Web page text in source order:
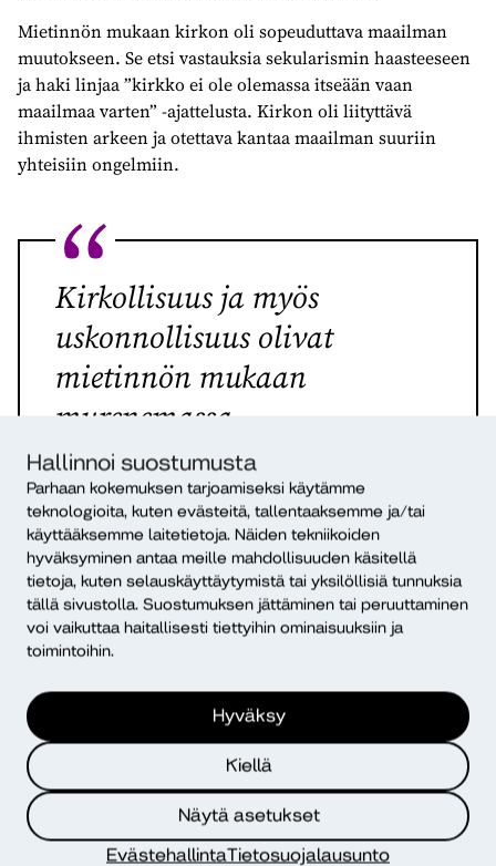
Hallinnoi suostumusta
Parhaan kokemuksen tarjoamiseksi käytämme
teknologioita, kuten evästeitä, tallentaaksemme ja/tai
käyttääksemme laitetietoja. Näiden tekniikoiden
hyväksyminen antaa meille mahdollisuuden käsitellä
tietoja, kuten selauskäyttäytymistä tai yksilöllisiä tunnuksia
tällä sivustolla. Suostumuksen jättäminen tai peruuttaminen
voi vaikuttaa haitallisesti tiettyihin ominaisuuksiin ja
toimintoihin.
Hyväksy
Kiellä
Näytä asetukset
EvästehallintaTietosuojalausunto
Mietinnön mukaan kirkon oli sopeuduttava maailman
muutokseen. Se etsi vastauksia sekularismin haasteeseen
ja haki linjaa ”kirkko ei ole olemassa itseään vaan
maailmaa varten” -ajattelusta. Kirkon oli liityttävä
ihmisten arkeen ja otettava kantaa maailman suuriin
yhteisiin ongelmiin.
Kirkollisuus ja myös
uskonnollisuus olivat
mietinnön mukaan
murenemassa
kaupunkikulttuureissa.
Kirkollisuus ja myös uskonnollisuus olivat mietinnön
mukaan murenemassa kaupunkikulttuureissa.
Yhteiskunnan muutos edellytti kirkon rakenteellista
uudistusta ja toimintamuotojen kehittämistä. Wariksen
kirkon oman tutkimuslaitoksen perustaminen.
Palveluja eri ikäryhmille
Kirkon tutkimuskeskuksen tehtäväksi tuli tutkia kirkon
päätöksenteon ja toiminnan kehittämisen kannalta
tärkeitä uskonnollisen elämän ja yhteiskunnan